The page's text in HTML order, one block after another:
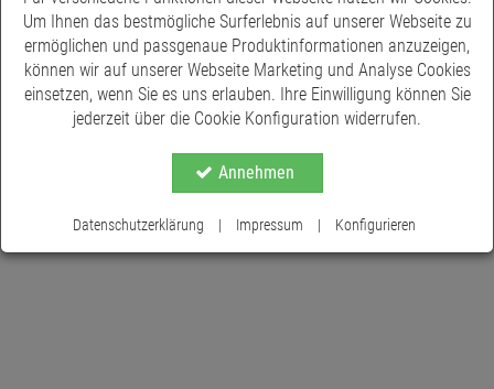
kombinierbar mit einer Tannen- oder Efeugirlande, um das
festliche Flair zu erhöhen. Mit einer 6 Stunden-Timerfunktion
ausgestattet, erleichtert dieser Stern die Gestaltung festlicher
Lichtarrangements ohne die Notwendigkeit einer ständigen
Stromquelle. Es werden 2 CR2032-Knopfzellenbatterien benötigt,
die nicht im Lieferumfang enthalten sind.
Um Ihnen das bestmögliche Surferlebnis auf unserer Webseite zu
ermöglichen und passgenaue Produktinformationen anzuzeigen,
können wir auf unserer Webseite Marketing und Analyse Cookies
einsetzen, wenn Sie es uns erlauben. Ihre Einwilligung können Sie
jederzeit über die Cookie Konfiguration widerrufen.
Annehmen
Datenschutzerklärung | Impressum | Konfigurieren